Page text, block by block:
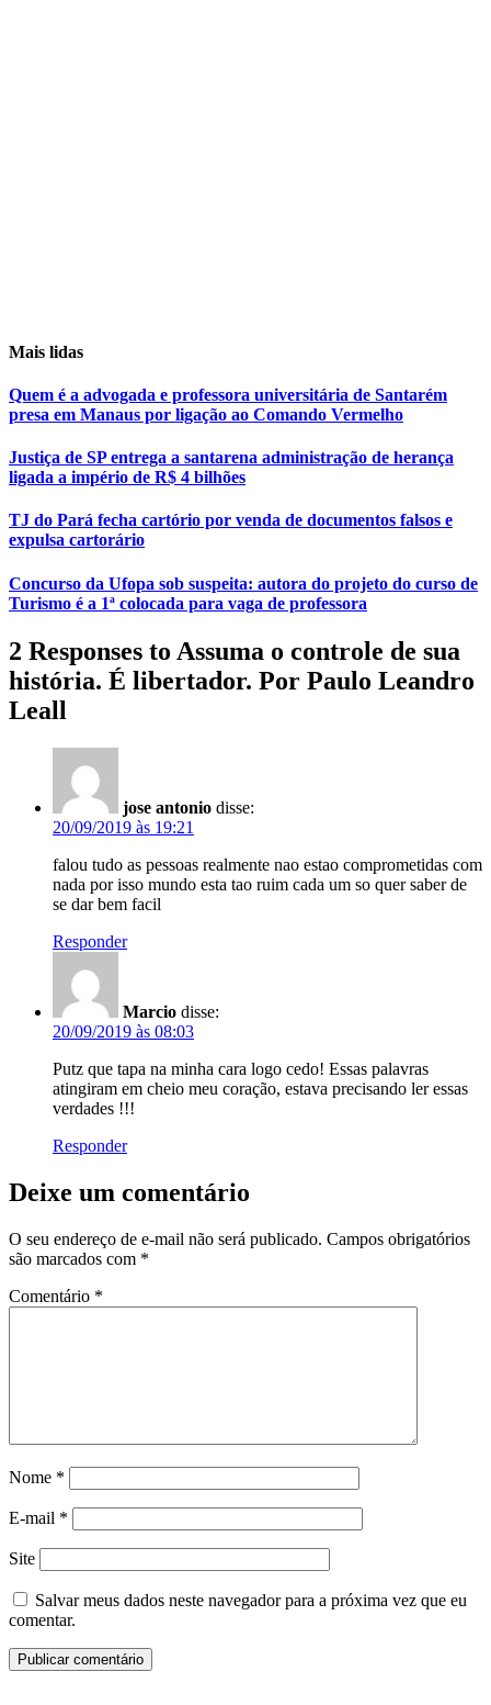
Mais lidas
Quem é a advogada e professora universitária de Santarém
presa em Manaus por ligação ao Comando Vermelho
Justiça de SP entrega a santarena administração de herança
ligada a império de R$ 4 bilhões
TJ do Pará fecha cartório por venda de documentos falsos e
expulsa cartorário
Concurso da Ufopa sob suspeita: autora do projeto do curso de
Turismo é a 1ª colocada para vaga de professora
2 Responses to Assuma o controle de sua
história. É libertador. Por Paulo Leandro
Leall
jose antonio disse:
20/09/2019 às 19:21
falou tudo as pessoas realmente nao estao comprometidas com
nada por isso mundo esta tao ruim cada um so quer saber de
se dar bem facil
Responder
Marcio disse:
20/09/2019 às 08:03
Putz que tapa na minha cara logo cedo! Essas palavras
atingiram em cheio meu coração, estava precisando ler essas
verdades !!!
Responder
Deixe um comentário
O seu endereço de e-mail não será publicado. Campos obrigatórios
são marcados com *
Comentário *
Nome *
E-mail *
Site
Salvar meus dados neste navegador para a próxima vez que eu
comentar.